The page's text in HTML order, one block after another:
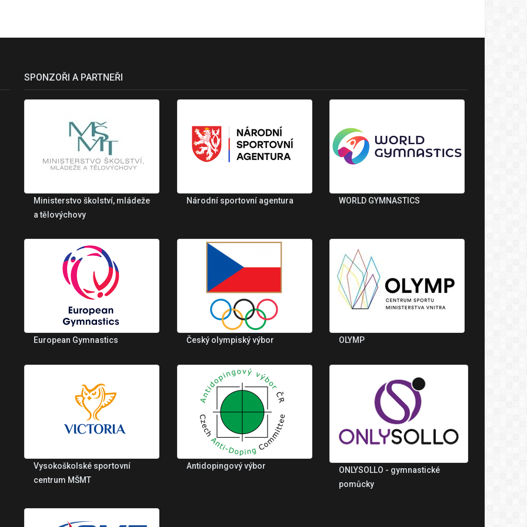
SPONZOŘI A PARTNEŘI
Ministerstvo školství, mládeže
a tělovýchovy
Národní sportovní agentura WORLD GYMNASTICS
European Gymnastics Český olympiský výbor OLYMP
Vysokoškolské sportovní
centrum MŠMT
Antidopingový výbor
ONLYSOLLO - gymnastické
pomůcky